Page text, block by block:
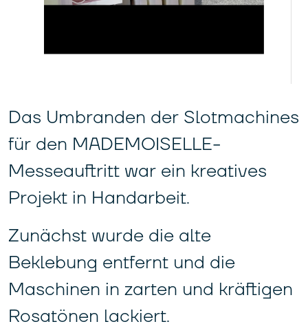
Das Umbranden der Slotmachines
für den MADEMOISELLE-
Messeauftritt war ein kreatives
Projekt in Handarbeit.
Zunächst wurde die alte
Beklebung entfernt und die
Maschinen in zarten und kräftigen
Rosatönen lackiert.